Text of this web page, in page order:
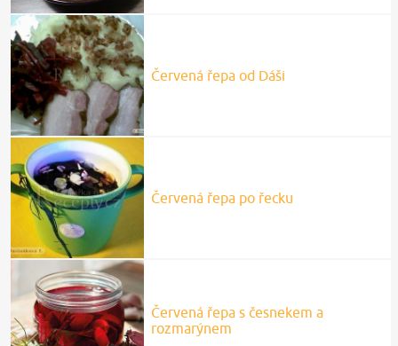
Červená řepa od Dáši
Červená řepa po řecku
Červená řepa s česnekem a
rozmarýnem